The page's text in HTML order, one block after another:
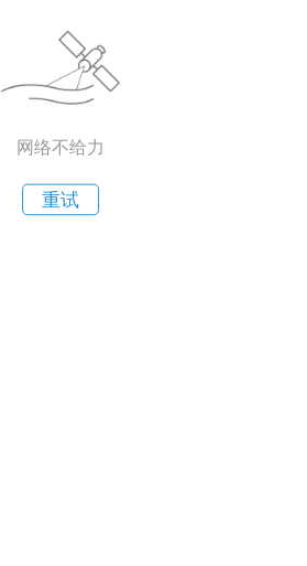
网络不给力
重试